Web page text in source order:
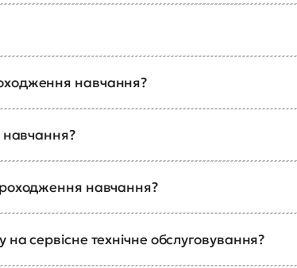
навчання?
навчання?
навчання?
сервісне технічне обслуговування?